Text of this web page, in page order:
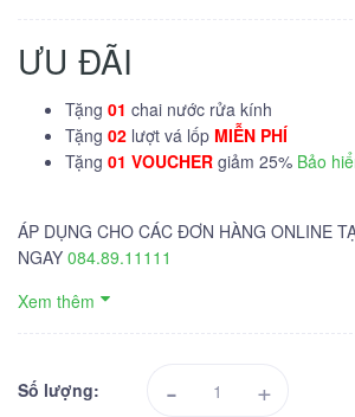
ƯU ĐÃI
Tặng 01 chai nước rửa kính
Tặng 02 lượt vá lốp MIỄN PHÍ
Tặng 01 VOUCHER giảm 25% Bảo
ÁP DỤNG CHO CÁC ĐƠN HÀNG ONLINE
NGAY 084.89.11111
Xem thêm
Số lượng: - +